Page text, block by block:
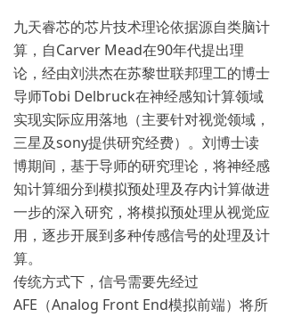
九天睿芯的芯片技术理论依据源自类脑计
算，自Carver Mead在90年代提出理
论，经由刘洪杰在苏黎世联邦理工的博士
导师Tobi Delbruck在神经感知计算领域
实现实际应用落地（主要针对视觉领域，
三星及sony提供研究经费）。刘博士读
博期间，基于导师的研究理论，将神经感
知计算细分到模拟预处理及存内计算做进
一步的深入研究，将模拟预处理从视觉应
用，逐步开展到多种传感信号的处理及计
算。
传统方式下，信号需要先经过
AFE（Analog Front End模拟前端）将所